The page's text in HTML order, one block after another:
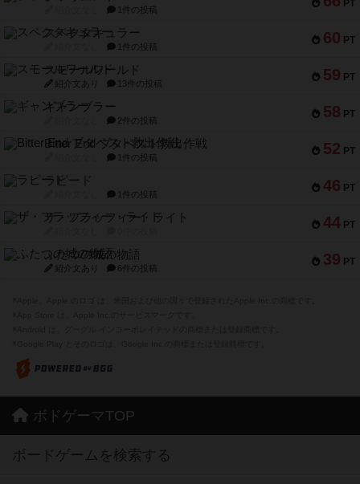
PT
1件の投稿
60 PT
スペクタキュラー
1件の投稿
59 PT
スモールワールド
紹介文あり 13件の投稿
58 PT
ギャンブラー
2件の投稿
52 PT
Bitter End ブタペスト救出作戦
1件の投稿
46 PT
ラピード
1件の投稿
44 PT
ザ・フラッフィー・ライト
39 PT
ふたつの城の物語
紹介文あり 6件の投稿
ボドゲーマTOP
ボードゲームを検索する